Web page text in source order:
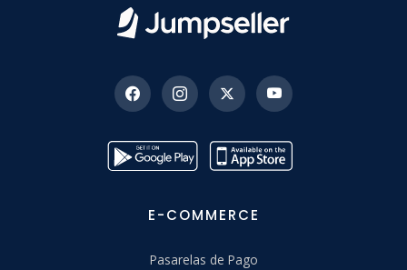
E-COMMERCE
Pasarelas de Pago